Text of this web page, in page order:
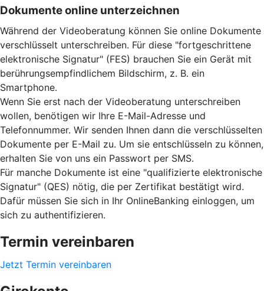
Dokumente online unterzeichnen
Während der Videoberatung können Sie online Dokumente
verschlüsselt unterschreiben. Für diese "fortgeschrittene
elektronische Signatur" (FES) brauchen Sie ein Gerät mit
berührungsempfindlichem Bildschirm, z. B. ein
Smartphone.
Wenn Sie erst nach der Videoberatung unterschreiben
wollen, benötigen wir Ihre E-Mail-Adresse und
Telefonnummer. Wir senden Ihnen dann die verschlüsselten
Dokumente per E-Mail zu. Um sie entschlüsseln zu können,
erhalten Sie von uns ein Passwort per SMS.
Für manche Dokumente ist eine "qualifizierte elektronische
Signatur" (QES) nötig, die per Zertifikat bestätigt wird.
Dafür müssen Sie sich in Ihr OnlineBanking einloggen, um
sich zu authentifizieren.
Termin vereinbaren
Jetzt Termin vereinbaren